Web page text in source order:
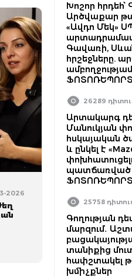
2026
Խոշոր
Արծվաքար
«Ավդո Մեկ»
Գավառի,
հրշեջները.
26289
Արտակարգ
Մանուկյան
հսկայական
և ընկել է
պատճառված
25758
Գողության
մարզում․
տանիքից
հափշտակել
խմիչքներ